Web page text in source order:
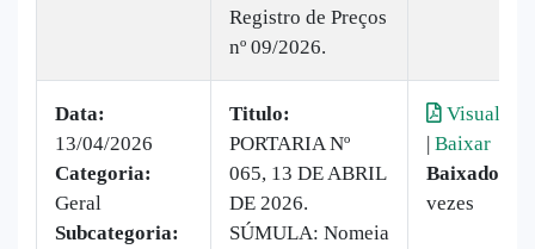
Registro de Preços
nº 09/2026.
Data:
13/04/2026
Categoria:
Geral
Subcategoria:
Titulo:
PORTARIA Nº
065, 13 DE ABRIL
DE 2026.
SÚMULA: Nomeia
Visualizar
| Baixar
Baixado:
vezes